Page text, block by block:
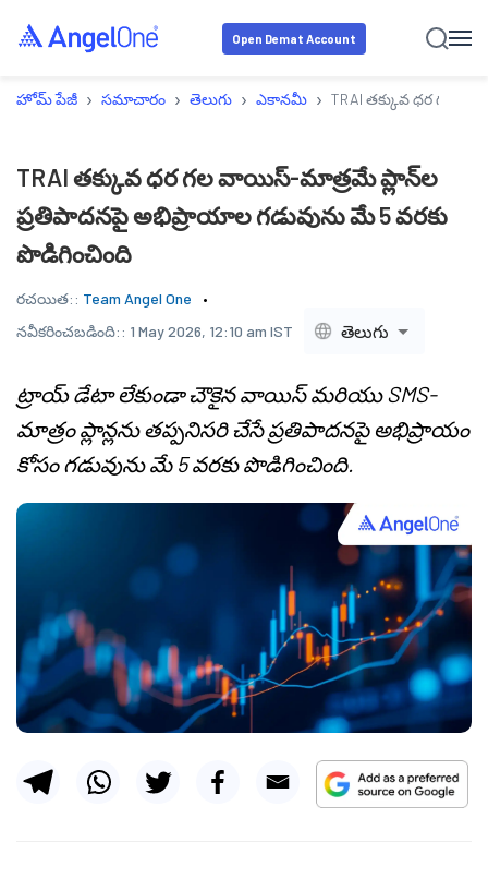
Open Demat Account
హోమ్ పేజీ › సమాచారం › తెలుగు › ఎకానమీ › TRAI తక్కువ ధర గల
TRAI తక్కువ ధర గల వాయిస్-మాత్రమే ప్లాన్‌ల
ప్రతిపాదనపై అభిప్రాయాల గడువును మే 5 వరకు
పొడిగించింది
రచయిత:: Team Angel One
నవీకరించబడింది:: 1 May 2026, 12:10 am IST తెలుగు
ట్రాయ్ డేటా లేకుండా చౌకైన వాయిస్ మరియు SMS-
మాత్రం ప్లాన్లను తప్పనిసరి చేసే ప్రతిపాదనపై అభిప్రాయం
కోసం గడువును మే 5 వరకు పొడిగించింది.